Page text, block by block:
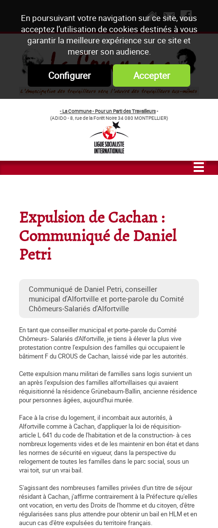
En poursuivant votre navigation sur ce site, vous
acceptez l’utilisation de cookies destinés à vous
garantir la meilleure expérience sur ce site et
mesurer son audience.
Configurer Accepter
- La Commune - Pour un Parti des Travailleurs-
(ADIDO - 8, rue de la Forêt Noire 34 080 MONTPELLIER)
Expulsion de Cachan :
Communiqué de Daniel
Petri
Communiqué de Daniel Petri, conseiller
municipal d'Alfortville et porte-parole du Comité
Chômeurs-Salariés d'Alfortville
En tant que conseiller municipal et porte-parole du Comité
Chômeurs- Salariés d'Alfortville, je tiens à élever la plus vive
protestation contre l'expulsion des familles qui occupaient le
bâtiment F du CROUS de Cachan, laissé vide par les autorités.
Cette expulsion manu militari de familles sans logis survient un
an après l'expulsion des familles alfortvillaises qui avaient
réquisitionné la résidence Grünebaum-Ballin, ancienne résidence
pour personnes âgées, aujourd'hui murée.
Face à la crise du logement, il incombait aux autorités, à
Alfortville comme à Cachan, d'appliquer la loi de réquisition-
article L 641 du code de l'habitation et de la construction- à ces
nombreux logements vides et de les maintenir en bon état et dans
les normes de sécurité en vigueur, dans la perspective du
relogement de toutes les familles dans le parc social, sous un
vrai toit, sur un vrai bail.
S'agissant des nombreuses familles privées d'un titre de séjour
résidant à Cachan, j'affirme contrairement à la Préfecture qu'elles
ont vocation, en vertu des Droits de l'homme et du citoyen, d'être
régularisées sans plus attendre pour obtenir un bail en HLM et en
aucun cas d'être expulsées du territoire français.